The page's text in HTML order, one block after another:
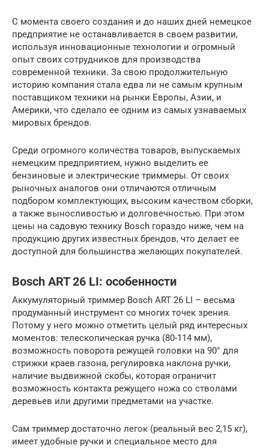
С момента своего создания и до наших дней немецкое
предприятие не останавливается в своем развитии,
используя инновационные технологии и огромный
опыт своих сотрудников для производства
современной техники. За свою продолжительную
историю компания стала едва ли не самым крупным
поставщиком техники на рынки Европы, Азии, и
Америки, что сделало ее одним из самых узнаваемых
мировых брендов.
Среди огромного количества товаров, выпускаемых
немецким предприятием, нужно выделить ее
бензиновые и электрические триммеры. От своих
рыночных аналогов они отличаются отличным
подбором комплектующих, высоким качеством сборки,
а также выносливостью и долговечностью. При этом
цены на садовую технику Bosch гораздо ниже, чем на
продукцию других известных брендов, что делает ее
доступной для большинства желающих покупателей.
Bosch ART 26 LI: особенности
Аккумуляторный триммер Bosch ART 26 LI – весьма
продуманный инструмент со многих точек зрения.
Потому у него можно отметить целый ряд интересных
моментов: телескопическая ручка (80-114 мм),
возможность поворота режущей головки на 90° для
стрижки краев газона, регулировка наклона ручки,
наличие выдвижной скобы, которая ограничит
возможность контакта режущего ножа со стволами
деревьев или другими предметами на участке.
Сам триммер достаточно легок (реальный вес 2,15 кг),
имеет удобные ручки и специальное место для